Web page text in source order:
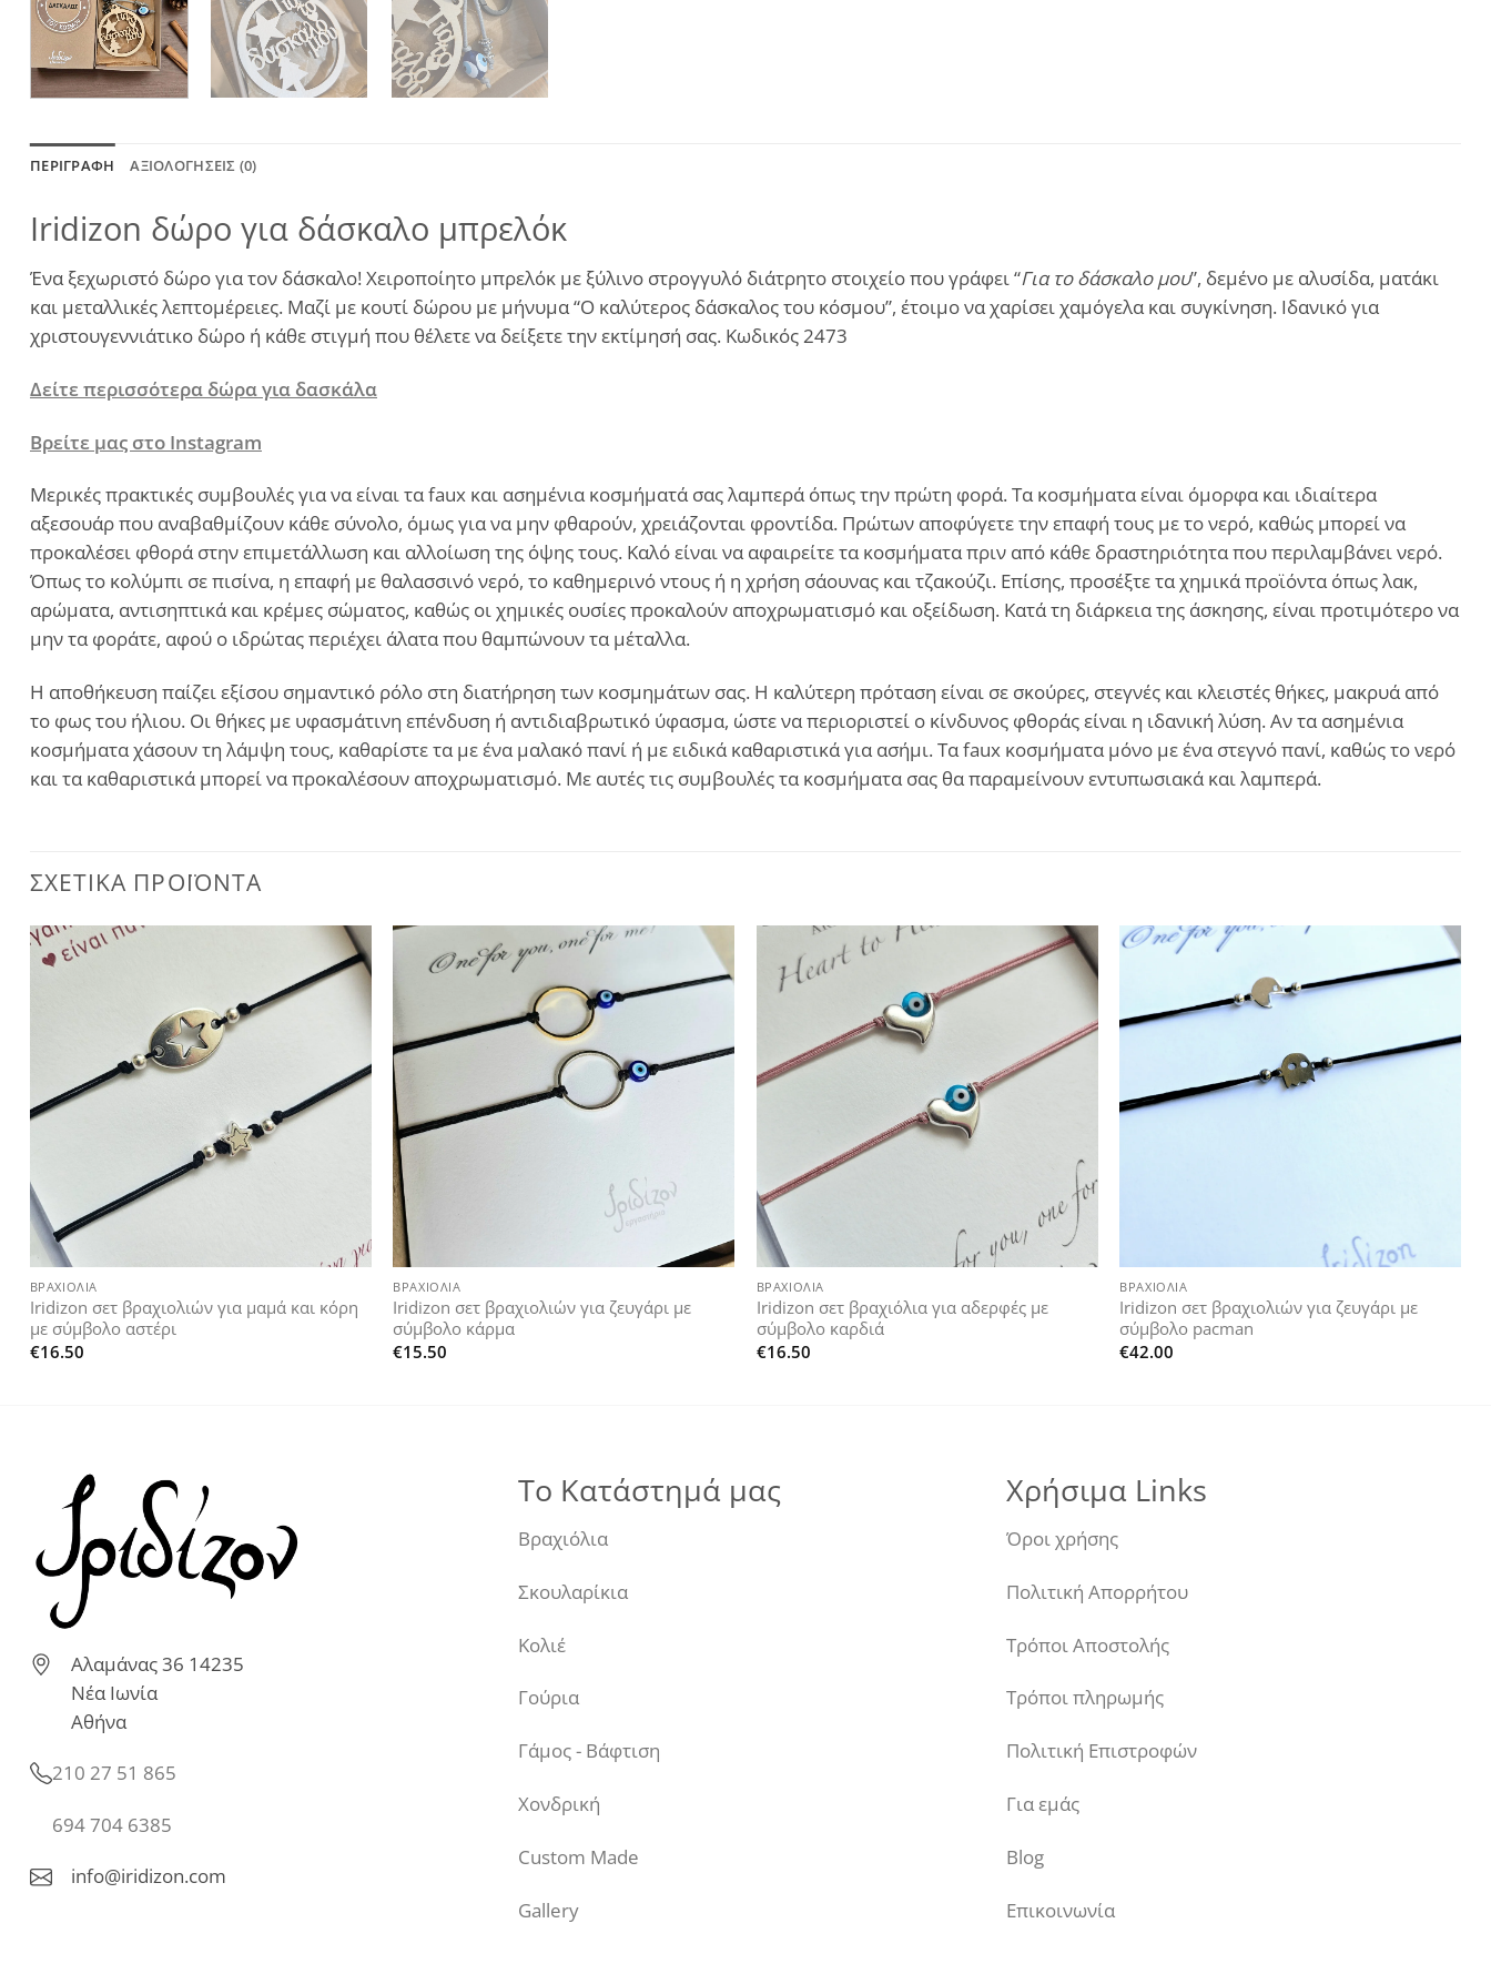
ΠΕΡΙΓΡΑΦΉ ΑΞΙΟΛΟΓΉΣΕΙΣ (0)
Iridizon δώρο για δάσκαλο μπρελόκ
Ένα ξεχωριστό δώρο για τον δάσκαλο! Χειροποίητο μπρελόκ με ξύλινο στρογγυλό διάτρητο στοιχείο που γράφει “Για το δάσκαλο μου”, δεμένο με αλυσίδα, ματάκι
και μεταλλικές λεπτομέρειες. Μαζί με κουτί δώρου με μήνυμα “Ο καλύτερος δάσκαλος του κόσμου”, έτοιμο να χαρίσει χαμόγελα και συγκίνηση. Ιδανικό για
χριστουγεννιάτικο δώρο ή κάθε στιγμή που θέλετε να δείξετε την εκτίμησή σας. Κωδικός 2473
Δείτε περισσότερα δώρα για δασκάλα
Βρείτε μας στο Instagram
Μερικές πρακτικές συμβουλές για να είναι τα faux και ασημένια κοσμήματά σας λαμπερά όπως την πρώτη φορά. Τα κοσμήματα είναι όμορφα και ιδιαίτερα
αξεσουάρ που αναβαθμίζουν κάθε σύνολο, όμως για να μην φθαρούν, χρειάζονται φροντίδα. Πρώτων αποφύγετε την επαφή τους με το νερό, καθώς μπορεί να
προκαλέσει φθορά στην επιμετάλλωση και αλλοίωση της όψης τους. Καλό είναι να αφαιρείτε τα κοσμήματα πριν από κάθε δραστηριότητα που περιλαμβάνει νερό.
Όπως το κολύμπι σε πισίνα, η επαφή με θαλασσινό νερό, το καθημερινό ντους ή η χρήση σάουνας και τζακούζι. Επίσης, προσέξτε τα χημικά προϊόντα όπως λακ,
αρώματα, αντισηπτικά και κρέμες σώματος, καθώς οι χημικές ουσίες προκαλούν αποχρωματισμό και οξείδωση. Κατά τη διάρκεια της άσκησης, είναι προτιμότερο να
μην τα φοράτε, αφού ο ιδρώτας περιέχει άλατα που θαμπώνουν τα μέταλλα.
Η αποθήκευση παίζει εξίσου σημαντικό ρόλο στη διατήρηση των κοσμημάτων σας. Η καλύτερη πρόταση είναι σε σκούρες, στεγνές και κλειστές θήκες, μακρυά από
το φως του ήλιου. Οι θήκες με υφασμάτινη επένδυση ή αντιδιαβρωτικό ύφασμα, ώστε να περιοριστεί ο κίνδυνος φθοράς είναι η ιδανική λύση. Αν τα ασημένια
κοσμήματα χάσουν τη λάμψη τους, καθαρίστε τα με ένα μαλακό πανί ή με ειδικά καθαριστικά για ασήμι. Τα faux κοσμήματα μόνο με ένα στεγνό πανί, καθώς το νερό
και τα καθαριστικά μπορεί να προκαλέσουν αποχρωματισμό. Με αυτές τις συμβουλές τα κοσμήματα σας θα παραμείνουν εντυπωσιακά και λαμπερά.
ΣΧΕΤΙΚΆ ΠΡΟΪΌΝΤΑ
Add to
+
ΒΡΑΧΙΌΛΙΑ
Iridizon σετ βραχιολιών για μαμά και κόρη
με σύμβολο αστέρι
€16.50
Add to
ΒΡΑΧΙΌΛΙΑ
Iridizon σετ βραχιολιών για ζευγάρι με
σύμβολο κάρμα
€15.50
ΒΡΑΧΙΌΛΙΑ
Iridizon σετ βραχιόλια για αδερφές με
σύμβολο καρδιά
€16.50
ΒΡΑΧΙΌΛΙΑ
Iridizon σετ βραχιολιών για ζευγάρι με
σύμβολο pacman
€42.00
Αλαμάνας 36 14235
Νέα Ιωνία
Αθήνα
210 27 51 865
694 704 6385
info@iridizon.com
Το Κατάστημά μας
Βραχιόλια
Σκουλαρίκια
Κολιέ
Γούρια
Γάμος - Βάφτιση
Χονδρική
Custom Made
Gallery
Χρήσιμα Links
Όροι χρήσης
Πολιτική Απορρήτου
Τρόποι Αποστολής
Τρόποι πληρωμής
Πολιτική Επιστροφών
Για εμάς
Blog
Επικοινωνία